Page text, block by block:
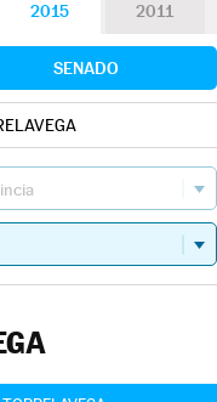
2015 2011
SENADO